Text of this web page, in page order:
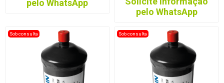
pelo WhatsApp
pelo WhatsApp
Sob consulta Sob consulta